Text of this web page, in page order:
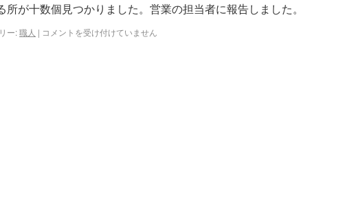
所が十数個見つかりました。営業の担当者に報告しました。
ー:職人 | コメントを受け付けていません